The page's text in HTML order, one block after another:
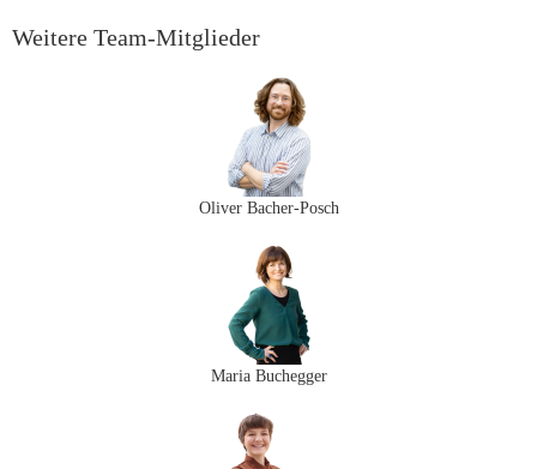
Weitere Team-Mitglieder
Oliver Bacher-Posch
Maria Buchegger